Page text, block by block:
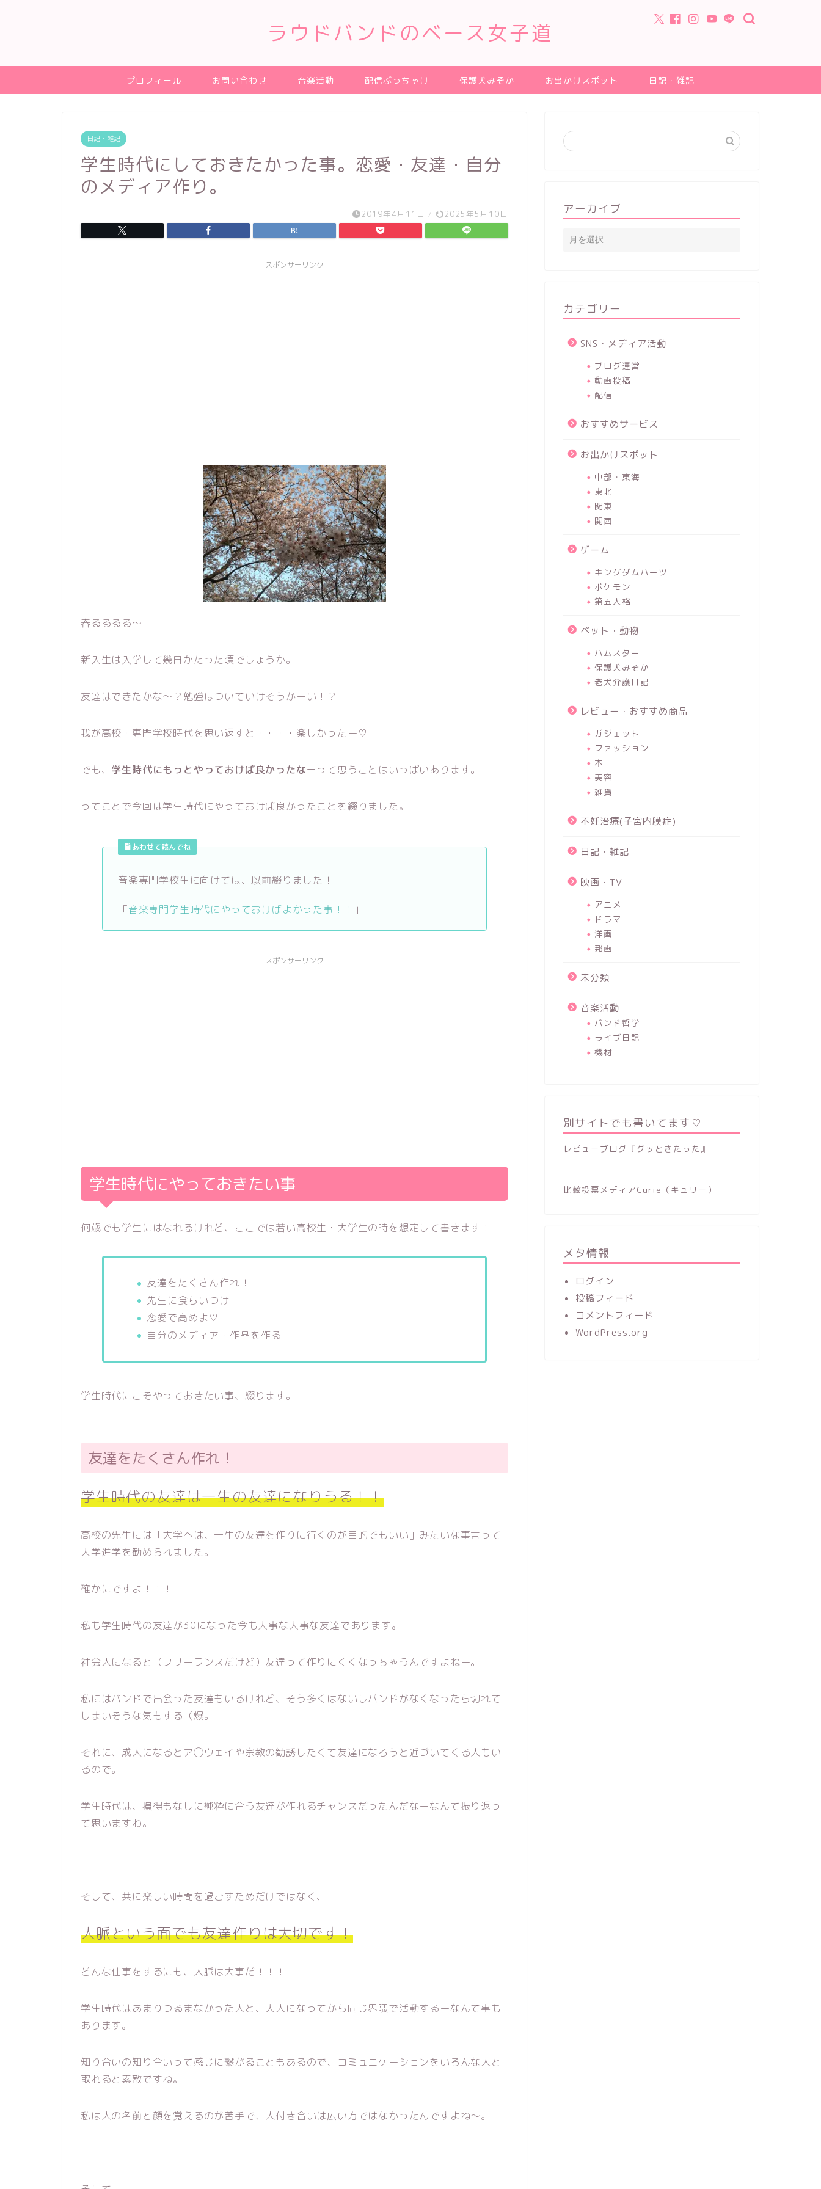
ラウドバンドのベース女子道
プロフィール お問い合わせ 音楽活動 配信ぶっちゃけ 保護犬みそか お出かけスポット 日記・雑記
日記・雑記
学生時代にしておきたかった事。恋愛・友達・自分
のメディア作り。
2019年4月11日 / 2025年5月10日
スポンサーリンク
春るるるる〜
新入生は入学して幾日かたった頃でしょうか。
友達はできたかな〜？勉強はついていけそうかーい！？
我が高校・専門学校時代を思い返すと・・・・楽しかったー♡
でも、 学生時代にもっとやっておけば良かったなーって思うことはいっぱいあります。
ってことで今回は学生時代にやっておけば良かったことを綴りました。
あわせて読んでね
音楽専門学校生に向けては、以前綴りました！
「音楽専門学生時代にやっておけばよかった事！！ 」
スポンサーリンク
学生時代にやっておきたい事
何歳でも学生にはなれるけれど、ここでは若い高校生・大学生の時を想定して書きます！
友達をたくさん作れ！
先生に食らいつけ
恋愛で高めよ♡
自分のメディア・作品を作る
学生時代にこそやっておきたい事、綴ります。
友達をたくさん作れ！
学生時代の友達は一生の友達になりうる！！
高校の先生には「大学へは、一生の友達を作りに行くのが目的でもいい」みたいな事言って
大学進学を勧められました。
確かにですよ！！！
私も学生時代の友達が30になった今も大事な大事な友達であります。
社会人になると（フリーランスだけど）友達って作りにくくなっちゃうんですよねー。
私にはバンドで出会った友達もいるけれど、そう多くはないしバンドがなくなったら切れて
しまいそうな気もする（爆。
それに、成人になるとア◯ウェイや宗教の勧誘したくて友達になろうと近づいてくる人もい
るので。
学生時代は、損得もなしに純粋に合う友達が作れるチャンスだったんだなーなんて振り返っ
て思いますわ。
そして、共に楽しい時間を過ごすためだけではなく、
人脈という面でも友達作りは大切です！
どんな仕事をするにも、人脈は大事だ！！！
学生時代はあまりつるまなかった人と、大人になってから同じ界隈で活動するーなんて事も
あります。
知り合いの知り合いって感じに繋がることもあるので、コミュニケーションをいろんな人と
取れると素敵ですね。
私は人の名前と顔を覚えるのが苦手で、人付き合いは広い方ではなかったんですよね〜。
アーカイブ
カテゴリー
SNS・メディア活動
ブログ運営
動画投稿
配信
おすすめサービス
お出かけスポット
中部・東海
東北
関東
関西
ゲーム
キングダムハーツ
ポケモン
第五人格
ペット・動物
ハムスター
保護犬みそか
老犬介護日記
レビュー・おすすめ商品
ガジェット
ファッション
本
美容
雑貨
不妊治療(子宮内膜症)
日記・雑記
映画・TV
アニメ
ドラマ
洋画
邦画
未分類
音楽活動
バンド哲学
ライブ日記
機材
別サイトでも書いてます♡
レビューブログ『グッときたった』
比較投票メディアCurie（キュリー）
メタ情報
ログイン
投稿フィード
コメントフィード
WordPress.org